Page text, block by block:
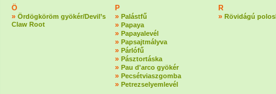
Ö
» Ördögköröm gyökér/Devil’s
Claw Root
P
» Palástfű
» Papaya
» Papayalevél
» Papsajtmályva
» Párlófű
» Pásztortáska
» Pau d'arco gyökér
» Pecsétviaszgomba
» Petrezselyemlevél
R
» Rövidágú